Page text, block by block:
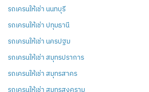
รถเครนให้เช่า นนทบุรี
รถเครนให้เช่า ปทุมธานี
รถเครนให้เช่า นครปฐม
รถเครนให้เช่า สมุทรปราการ
รถเครนให้เช่า สมุทรสาคร
รถเครนให้เช่า สมุทรสงคราม